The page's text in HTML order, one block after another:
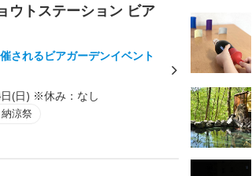
ウトステーション ビア
されるビアガーデンイベント
(日) ※休み：なし
涼祭